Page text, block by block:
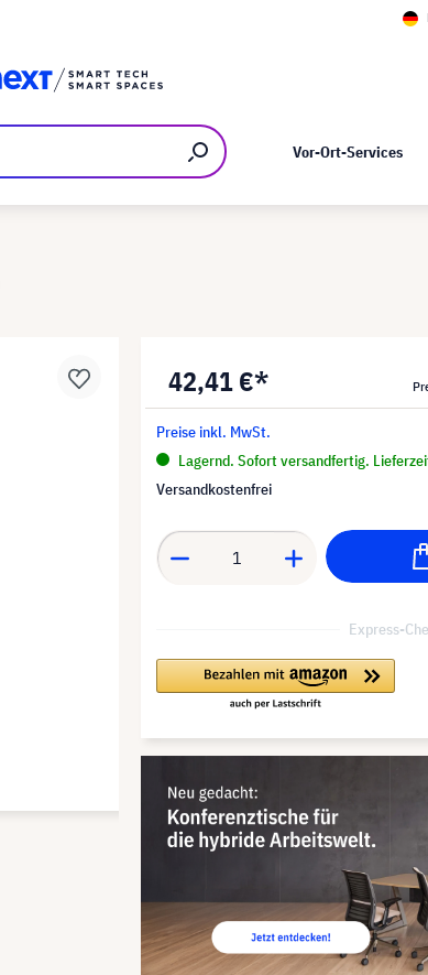
Kunst
Vor-Ort-Services
42,41 €*
Preise inkl. MwSt.
Lagernd. Sofort versandfertig.
Versandkostenfrei
Express-